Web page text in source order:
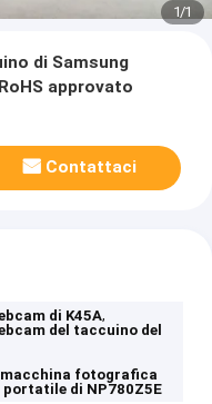
1/1
di Samsung
approvato
Contattaci
di K45A,
del taccuino del
fotografica
di NP780Z5E